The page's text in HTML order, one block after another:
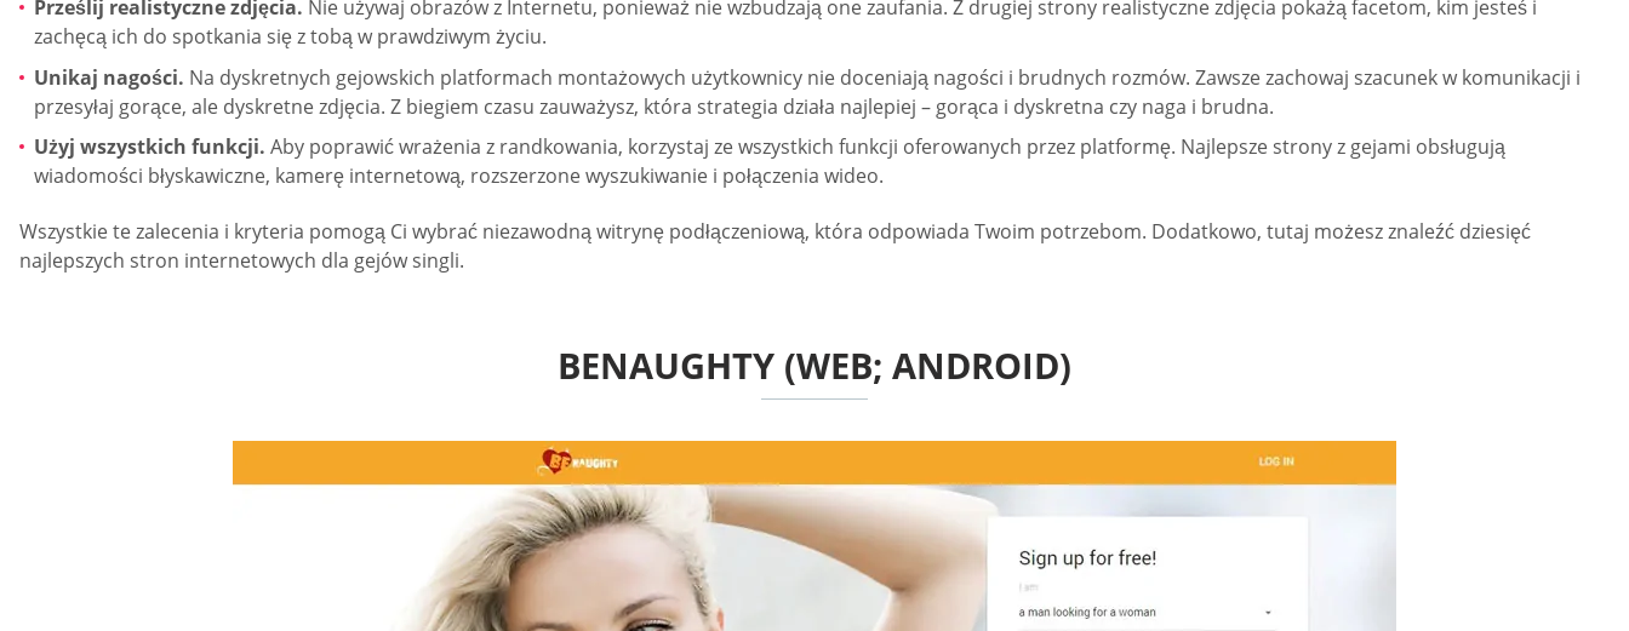
Prześlij realistyczne zdjęcia. Nie używaj obrazów z Internetu, ponieważ nie wzbudzają one zaufania. Z drugiej strony realistyczne zdjęcia pokażą facetom, kim jesteś i
zachęcą ich do spotkania się z tobą w prawdziwym życiu.
Unikaj nagości. Na dyskretnych gejowskich platformach montażowych użytkownicy nie doceniają nagości i brudnych rozmów. Zawsze zachowaj szacunek w komunikacji i
przesyłaj gorące, ale dyskretne zdjęcia. Z biegiem czasu zauważysz, która strategia działa najlepiej – gorąca i dyskretna czy naga i brudna.
Użyj wszystkich funkcji. Aby poprawić wrażenia z randkowania, korzystaj ze wszystkich funkcji oferowanych przez platformę. Najlepsze strony z gejami obsługują
wiadomości błyskawiczne, kamerę internetową, rozszerzone wyszukiwanie i połączenia wideo.
Wszystkie te zalecenia i kryteria pomogą Ci wybrać niezawodną witrynę podłączeniową, która odpowiada Twoim potrzebom. Dodatkowo, tutaj możesz znaleźć dziesięć
najlepszych stron internetowych dla gejów singli.
BENAUGHTY (WEB; ANDROID)